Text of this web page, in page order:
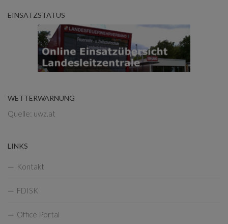
EINSATZSTATUS
WETTERWARNUNG
Quelle: uwz.at
LINKS
Kontakt
FDISK
Office Portal